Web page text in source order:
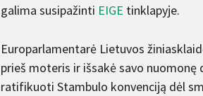
galima susipažinti EIGE tinklapyje.
Europarlamentarė Lietuvos
prieš moteris ir išsakė savo
ratifikuoti Stambulo konvenciją dėl